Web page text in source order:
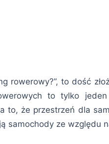
rowerowy?”, to dość
to tylko
to, że przestrzeń dla
samochody ze względu